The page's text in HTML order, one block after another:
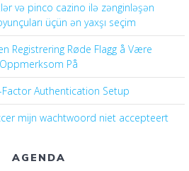
və pinco cazino ilə zənginləşən
üçün ən yaxşı seçim
Registrering Røde Flagg å Være
Oppmerksom På
Factor Authentication Setup
mijn wachtwoord niet accepteert
AGENDA